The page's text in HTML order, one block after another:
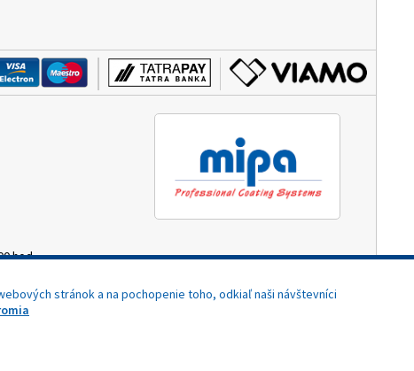
hod.
stránok a na pochopenie toho, odkiaľ naši návštevníci